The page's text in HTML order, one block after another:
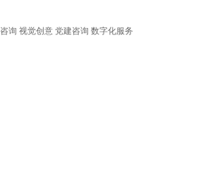
询 视觉创意 党建咨询 数字化服务